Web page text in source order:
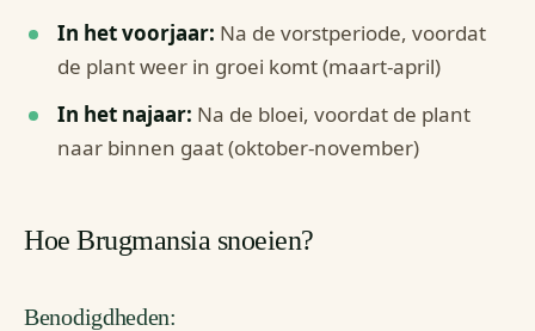
In het voorjaar: Na de vorstperiode, voordat
de plant weer in groei komt (maart-april)
In het najaar: Na de bloei, voordat de plant
naar binnen gaat (oktober-november)
Hoe Brugmansia snoeien?
Benodigdheden: